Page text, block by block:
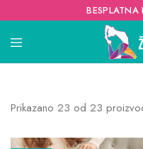
BESPLATNA
Prikazano 23 od 23